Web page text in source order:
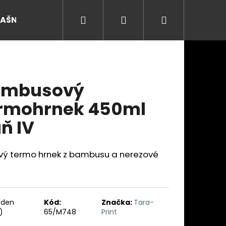
Přihlášení
450ml
IV
termo hrnek z bambusu a nerezové
Kód:
65/M748
Značka: Tara-
Print
Následující